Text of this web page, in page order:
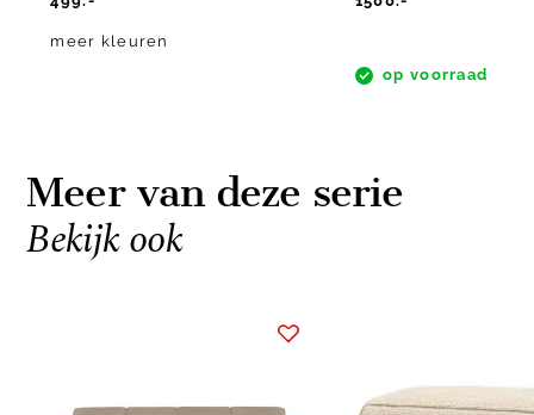
meer kleuren
op voorraad
Meer van deze serie
Bekijk ook